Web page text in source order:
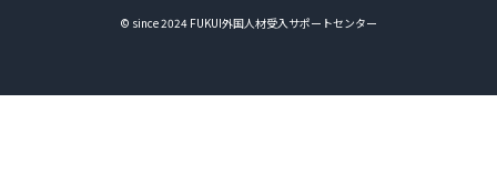
© since 2024 FUKUI外国人材受入サポートセンター